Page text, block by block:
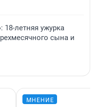
18-летняя ужурка
сына и
МНЕНИЕ